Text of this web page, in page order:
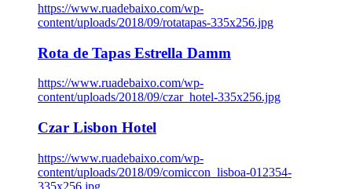
https://www.ruadebaixo.com/wp-
content/uploads/2018/09/rotatapas-335x256.jpg
Rota de Tapas Estrella Damm
https://www.ruadebaixo.com/wp-
content/uploads/2018/09/czar_hotel-335x256.jpg
Czar Lisbon Hotel
https://www.ruadebaixo.com/wp-
content/uploads/2018/09/comiccon_lisboa-012354-
335x256.jpg